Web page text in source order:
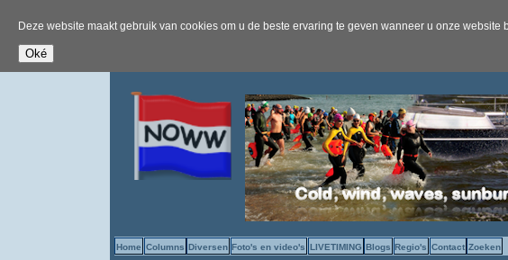
Deze website maakt gebruik van cookies om u de beste ervaring te geven wanneer u onze
Home Columns Diversen Foto's en video's LIVETIMING Blogs Regio's Contact Zoeken